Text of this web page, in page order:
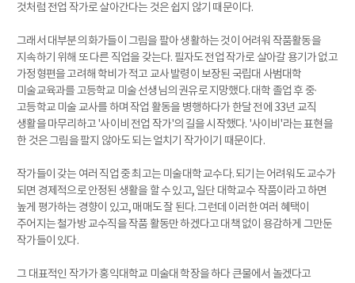
것처럼 전업 작가로 살아간다는 것은 쉽지 않기 때문이다.
그래서 대부분의 화가들이 그림을 팔아 생활하는 것이 어려워 작품활동을
지속하기 위해 또 다른 직업을 갖는다. 필자도 전업 작가로 살아갈 용기가 없고
가정형편을 고려해 학비가 적고 교사 발령이 보장된 국립대 사범대학
미술교육과를 고등학교 미술 선생님의 권유로 지망했다. 대학 졸업 후 중·
고등학교 미술 교사를 하며 작업 활동을 병행하다가 한달 전에 33년 교직
생활을 마무리하고 '사이비 전업 작가'의 길을 시작했다. '사이비'라는 표현을
한 것은 그림을 팔지 않아도 되는 얼치기 작가이기 때문이다.
작가들이 갖는 여러 직업 중 최고는 미술대학 교수다. 되기는 어려워도 교수가
되면 경제적으로 안정된 생활을 할 수 있고, 일단 대학교수 작품이라고 하면
높게 평가하는 경향이 있고, 매매도 잘 된다. 그런데 이러한 여러 혜택이
주어지는 철가방 교수직을 작품 활동만 하겠다고 대책 없이 용감하게 그만둔
작가들이 있다.
그 대표적인 작가가 홍익대학교 미술대 학장을 하다 큰물에서 놀겠다고